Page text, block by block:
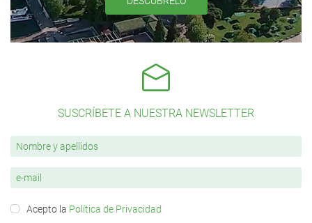
SUSCRÍBETE A NUESTRA NEWSLETTER
Acepto la Política de Privacidad